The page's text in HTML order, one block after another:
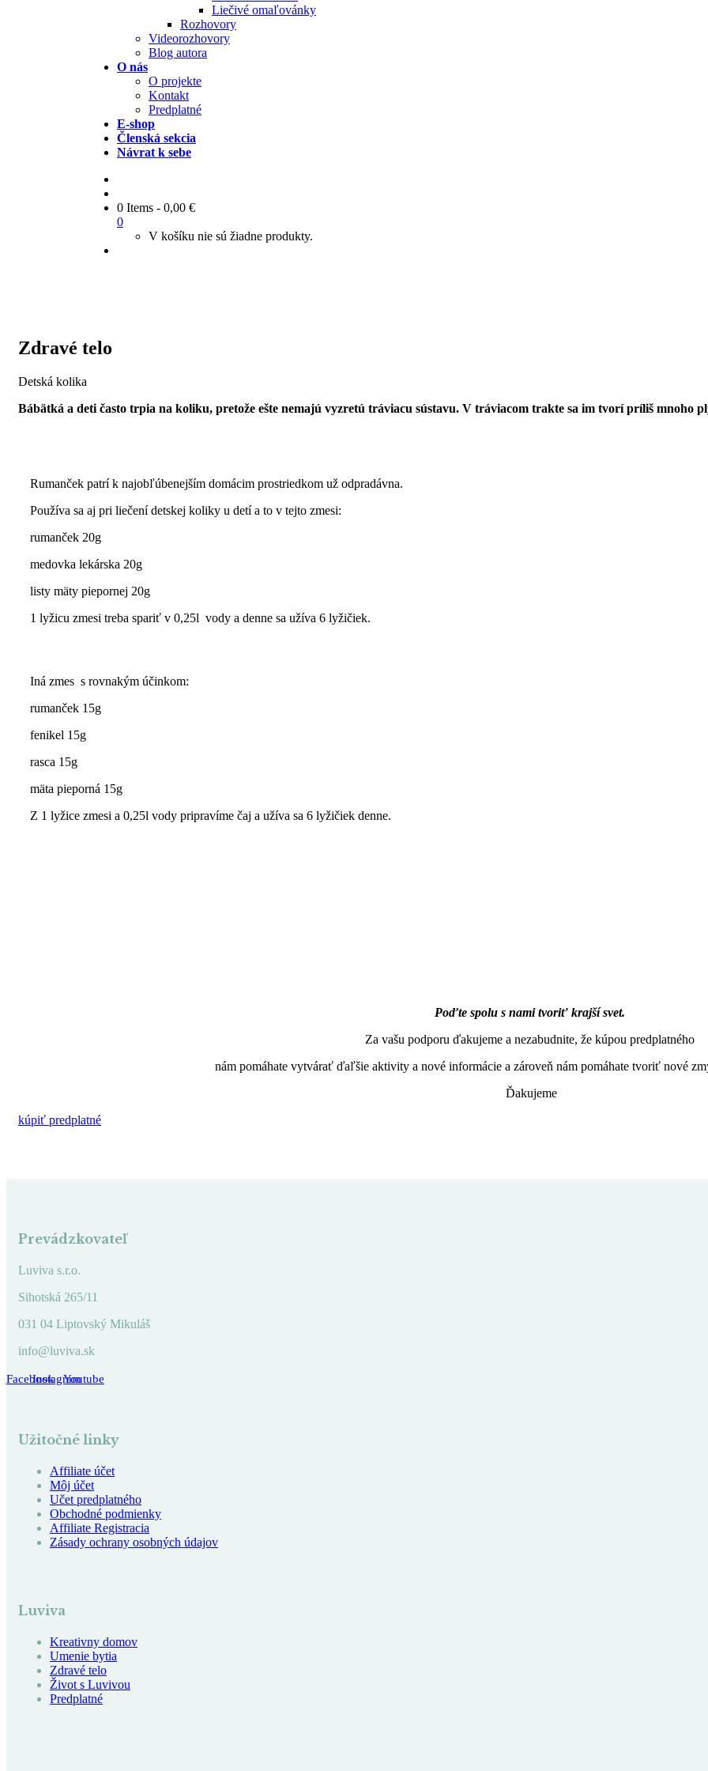
Liečivé omaľovánky
Rozhovory
Videorozhovory
Blog autora
O nás
O projekte
Kontakt
Predplatné
E-shop
Členská sekcia
Návrat k sebe
0 Items - 0,00 €
0
V košíku nie sú žiadne produkty.
Zdravé telo
Detská kolika
Bábätká a deti často trpia na koliku, pretože ešte nemajú vyzretú tráviacu sústavu. V tráviacom trakte sa im tvorí príliš mnoho
Rumanček patrí k najobľúbenejším domácim prostriedkom už odpradávna.
Používa sa aj pri liečení detskej koliky u detí a to v tejto zmesi:
rumanček 20g
medovka lekárska 20g
listy mäty piepornej 20g
1 lyžicu zmesi treba spariť v 0,25l vody a denne sa užíva 6 lyžičiek.
Iná zmes s rovnakým účinkom:
rumanček 15g
fenikel 15g
rasca 15g
mäta pieporná 15g
Z 1 lyžice zmesi a 0,25l vody pripravíme čaj a užíva sa 6 lyžičiek denne.
Poďte spolu s nami tvoriť krajší svet.
Za vašu podporu ďakujeme a nezabudnite, že kúpou predplatného
nám pomáhate vytvárať ďaľšie aktivity a nové informácie a zároveň nám pomáhate tvoriť nové
Ďakujeme
kúpiť predplatné
Prevádzkovateľ
Luviva s.r.o.
Sihotská 265/11
031 04 Liptovský Mikuláš
info@luviva.sk
FacebookInstagramYoutube
Užitočné linky
Affiliate účet
Môj účet
Učet predplatného
Obchodné podmienky
Affiliate Registracia
Zásady ochrany osobných údajov
Luviva
Kreativny domov
Umenie bytia
Zdravé telo
Život s Luvivou
Predplatné